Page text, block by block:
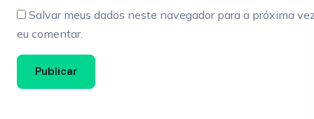
Salvar meus dados neste navegador para a próxima
eu comentar.